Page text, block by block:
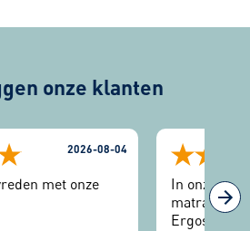
onze klanten
2026-08-04
met onze
In onze
matras,
Ergosleep.